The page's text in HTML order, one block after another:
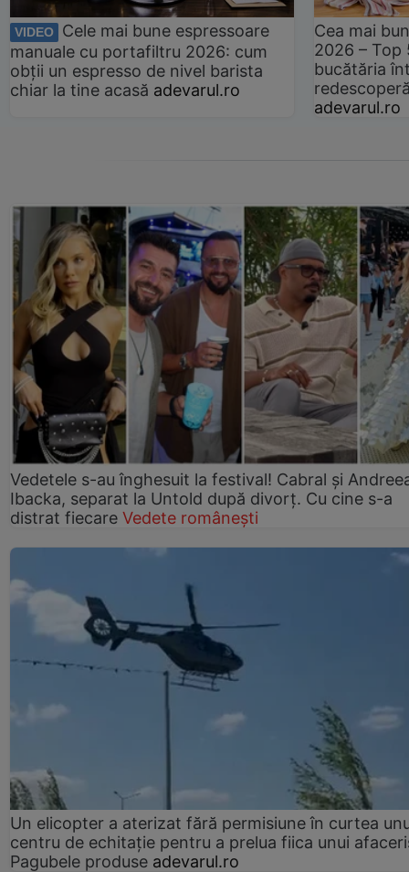
VIDEO
Cele mai bune espressoare
manuale cu portafiltru 2026: cum
obții un espresso de nivel barista
chiar la tine acasă adevarul.ro
Cea mai
2026 –
bucătăria
adevarul.ro
Vedetele s-au înghesuit la festival! Cabral și
Ibacka, separat la Untold după divorț. Cu cine s-a
distrat fiecare Vedete românești
Un elicopter a aterizat fără permisiune în curtea
centru de echitație pentru a prelua fiica unui
Pagubele produse adevarul.ro